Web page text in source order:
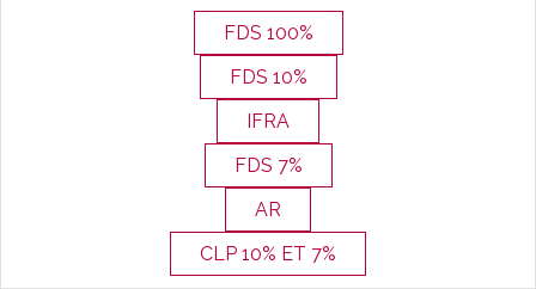
FDS 100%
FDS 10%
IFRA
FDS 7%
AR
CLP 10% ET 7%